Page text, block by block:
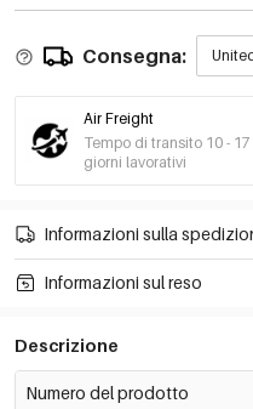
Consegna:
Air Freight
Tempo di transito 10 - 17
giorni lavorativi
Informazioni sulla
Informazioni sul reso
Descrizione
Numero del prodotto